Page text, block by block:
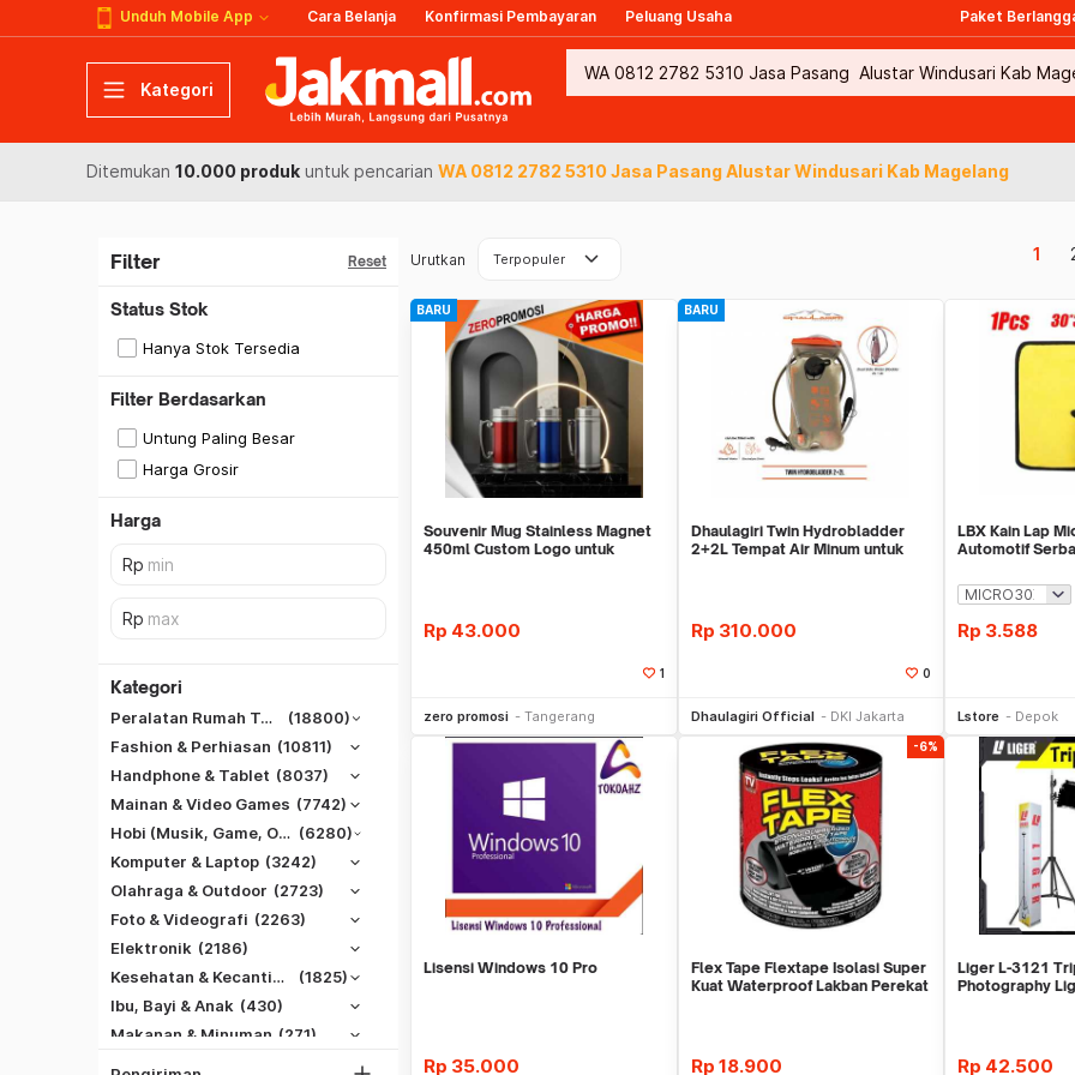
Unduh Mobile App Cara Belanja Konfirmasi Pembayaran Peluang Usaha Paket
Kategori
Ditemukan 10.000 produk untuk pencarian WA 0812 2782 5310 Jasa Pasang Alustar Windusari Kab Magelang
Filter Reset
Status Stok
Hanya Stok Tersedia
Filter Berdasarkan
Untung Paling Besar
Harga Grosir
Harga
Kategori
Peralatan Rumah Tangga
(18800)
Fashion & Perhiasan (10811)
Handphone & Tablet (8037)
Mainan & Video Games (7742)
Hobi (Musik, Game, Otomotif, Dll) (6280)
Komputer & Laptop (3242)
Olahraga & Outdoor (2723)
Foto & Videografi (2263)
Elektronik (2186)
Kesehatan & Kecantikan
(1825)
Ibu, Bayi & Anak (430)
Makanan & Minuman (271)
SiCepat REG
SiCepat BEST
SiCepat Gokil
SiCepat Halu
DKI Jakarta
Tangerang
Bekasi
Bogor
Urutkan Terpopuler keyboard_arrow_down 1
BARU
Souvenir Mug Stainless Magnet
450ml Custom Logo untuk
Rp 43.000
1
zero promosi Tangerang
BARU
Dhaulagiri Twin Hydrobladder
2+2L Tempat Air Minum untuk
Rp 310.000
0
Dhaulagiri Official DKI Jakarta
LBX Kain Lap
Automotif
Rp 3.588
Lstore Depok
Lisensi Windows 10 Pro
Rp 35.000
-6%
Flex Tape Flextape Isolasi Super
Kuat Waterproof Lakban Perekat
Rp 18.900
Liger L-3121
Photography
Rp 42.500